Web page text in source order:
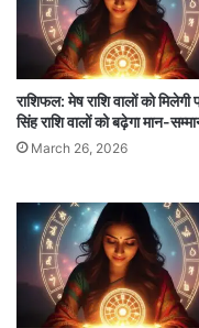
कर्णवेध मुहूर्त
कान छेदने के संस्कार
25, 28 और 29 दिसंबर
जनेऊ और उपनयन
और 29 दिसंबर
विवाह मुहूर्त
राशिफल: मेष राशि वालों को मिलेगी
सिंह राशि वालों को बढ़ेगा मान-
March 26, 2026